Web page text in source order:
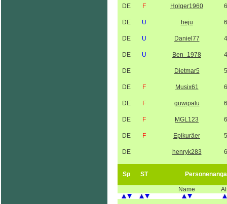
DE F Holger1960
DE U heju
DE U Daniel77
DE U Ben_1978
DE Dietmar5
DE F Musix61
DE F guwipalu
DE F MGL123
DE F Epikuräer
DE henryk283
Sp ST
Name